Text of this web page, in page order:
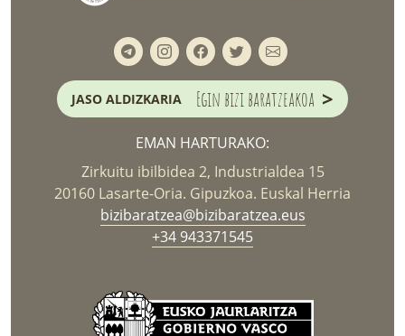
JASO ALDIZKARIA Egin bizi baratzeakoa >
EMAN HARTURAKO:
Zirkuitu ibilbidea 2, Industrialdea 15
20160 Lasarte-Oria. Gipuzkoa. Euskal Herria
bizibaratzea@bizibaratzea.eus
+34 943371545